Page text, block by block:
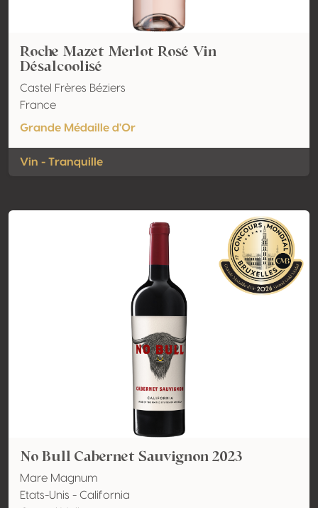
Roche Mazet Merlot Rosé Vin
Désalcoolisé
Castel Frères Béziers
France
Grande Médaille d'Or
Vin - Tranquille
No Bull Cabernet Sauvignon 2023
Mare Magnum
Etats-Unis - California